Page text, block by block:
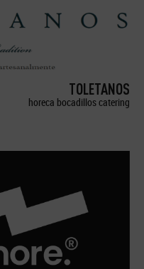
TOLETANOS
horeca bocadillos catering